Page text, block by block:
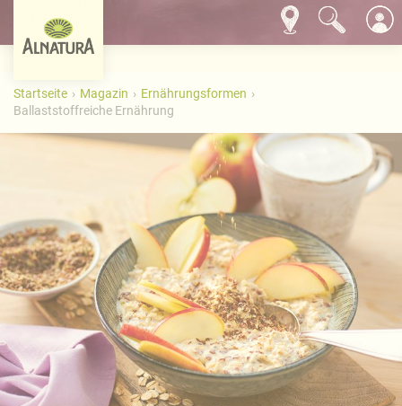
Startseite Magazin
Ernährungsformen
Ballaststoffreiche Ernährung